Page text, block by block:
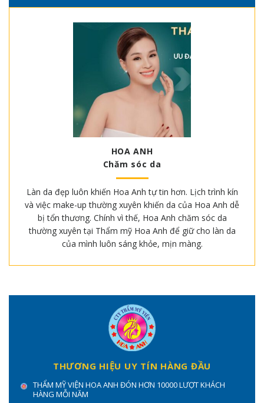
HOA ANH
Chăm sóc da
Làn da đẹp luôn khiến Hoa Anh tự tin hơn. Lịch trình kín
và việc make-up thường xuyên khiến da của Hoa Anh dễ
bị tổn thương. Chính vì thế, Hoa Anh chăm sóc da
thường xuyên tại Thẩm mỹ Hoa Anh để giữ cho làn da
của mình luôn sáng khỏe, mịn màng.
THƯƠNG HIỆU UY TÍN HÀNG ĐẦU
THẨM MỸ VIỆN HOA ANH ĐÓN HƠN 10000 LƯỢT KHÁCH
HÀNG MỖI NĂM